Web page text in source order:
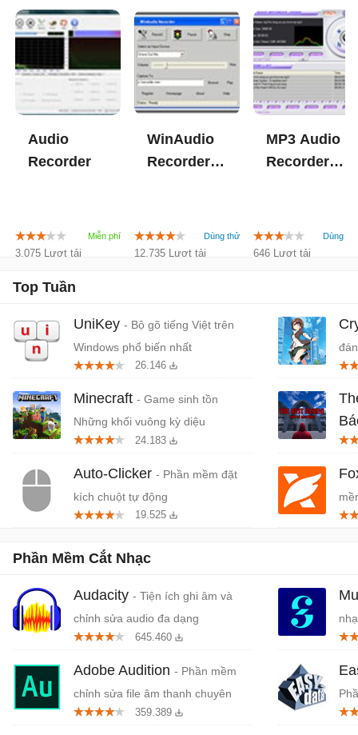
Audio
Recorder
3.075 Lượt tải
WinAudio
Recorder
12.735 Lượt tải
MP3 Audio
Recorder
646 Lượt tải
Top Tuần
UniKey - Bộ gõ tiếng Việt trên
Windows phổ biến nhất
26.146
Minecraft - Game sinh tồn
Những khối vuông kỳ diệu
24.183
Auto-Clicker - Phần mềm đặt
kích chuột tự động
19.525
Phần Mềm Cắt Nhạc
Audacity - Tiện ích ghi âm và
chỉnh sửa audio đa dạng
645.460
Adobe Audition - Phần mềm
chỉnh sửa file âm thanh chuyên
nghiệp
359.389